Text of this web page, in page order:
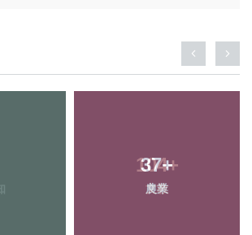
37+
農業
104+
文教